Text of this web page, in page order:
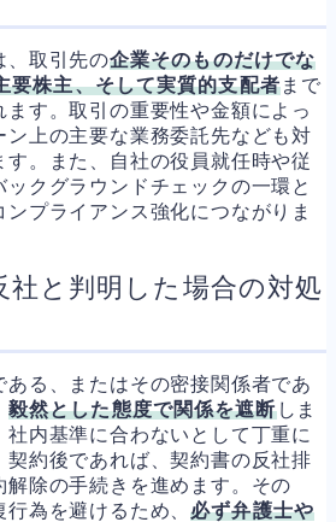
、取引先の企業そのものだけでな
要株主、そして実質的支配者まで
す。取引の重要性や金額によっ
ン上の主要な業務委託先なども対
。また、自社の役員就任時や従
クグラウンドチェックの一環と
ンプライアンス強化につながりま
社と判明した場合の対処
ある、またはその密接関係者であ
毅然とした態度で関係を遮断しま
内基準に合わないとして丁重に
契約後であれば、契約書の反社排
解除の手続きを進めます。その
行為を避けるため、必ず弁護士や